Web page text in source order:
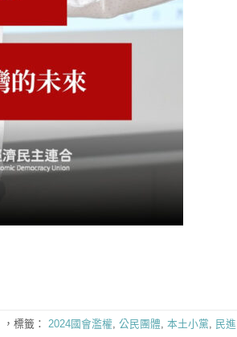
，標籤： 2024國會濫權 公民團體 本土小黨
民進